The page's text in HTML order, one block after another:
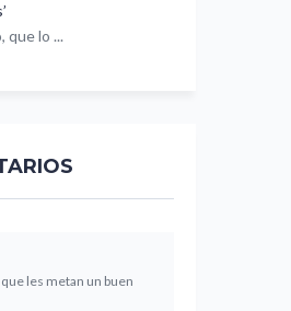
que lo ...
les metan un buen